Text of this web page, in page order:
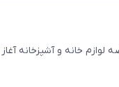
را در زمینه عرضه لوازم خانه